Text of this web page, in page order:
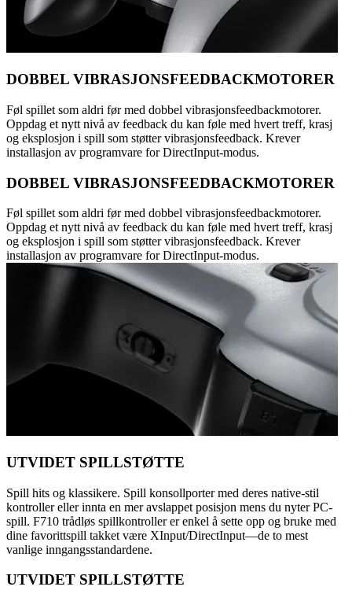
DOBBEL VIBRASJONSFEEDBACKMOTORER
Føl spillet som aldri før med dobbel vibrasjonsfeedbackmotorer.
Oppdag et nytt nivå av feedback du kan føle med hvert treff, krasj
og eksplosjon i spill som støtter vibrasjonsfeedback. Krever
installasjon av programvare for DirectInput-modus.
DOBBEL VIBRASJONSFEEDBACKMOTORER
Føl spillet som aldri før med dobbel vibrasjonsfeedbackmotorer.
Oppdag et nytt nivå av feedback du kan føle med hvert treff, krasj
og eksplosjon i spill som støtter vibrasjonsfeedback. Krever
installasjon av programvare for DirectInput-modus.
UTVIDET SPILLSTØTTE
Spill hits og klassikere. Spill konsollporter med deres native-stil
kontroller eller innta en mer avslappet posisjon mens du nyter PC-
spill. F710 trådløs spillkontroller er enkel å sette opp og bruke med
dine favorittspill takket være XInput/DirectInput—de to mest
vanlige inngangsstandardene.
UTVIDET SPILLSTØTTE